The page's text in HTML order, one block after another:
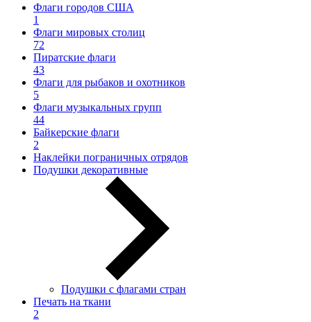
Флаги городов США
1
Флаги мировых столиц
72
Пиратские флаги
43
Флаги для рыбаков и охотников
5
Флаги музыкальных групп
44
Байкерские флаги
2
Наклейки пограничных отрядов
Подушки декоративные
Подушки с флагами стран
Печать на ткани
2